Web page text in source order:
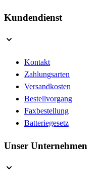
Kundendienst
Kontakt
Zahlungsarten
Versandkosten
Bestellvorgang
Faxbestellung
Batteriegesetz
Unser Unternehmen